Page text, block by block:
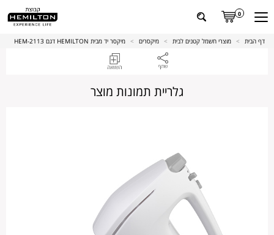
0
דף הבית > מוצרי חשמל קטנים לבית > מיקסרים > מיקסר יד מבית HEMILTON דגם 2113-HEM
גלריית תמונות מוצר